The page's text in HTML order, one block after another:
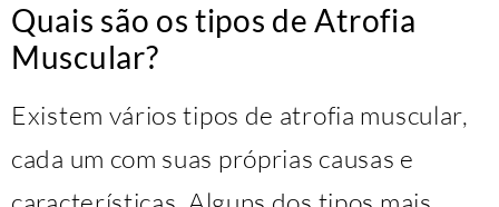
Quais são os tipos de Atrofia
Muscular?
Existem vários tipos de atrofia muscular,
cada um com suas próprias causas e